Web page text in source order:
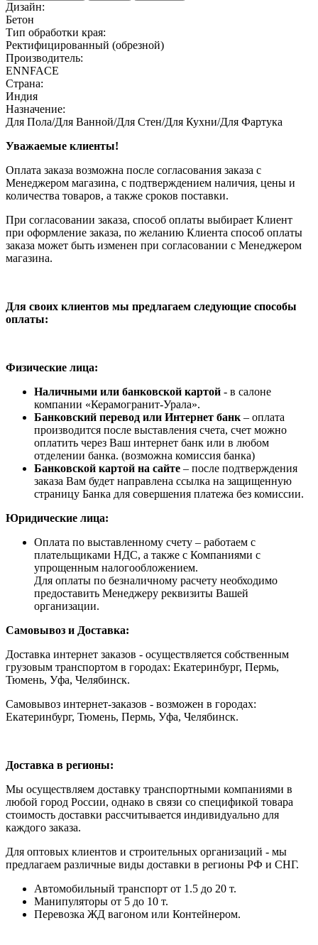
Дизайн:
Бетон
Тип обработки края:
Ректифицированный (обрезной)
Производитель:
ENNFACE
Страна:
Индия
Назначение:
Для Пола/Для Ванной/Для Стен/Для Кухни/Для Фартука
Уважаемые клиенты!
Оплата заказа возможна после согласования заказа с
Менеджером магазина, с подтверждением наличия, цены и
количества товаров, а также сроков поставки.
При согласовании заказа, способ оплаты выбирает Клиент
при оформление заказа, по желанию Клиента способ оплаты
заказа может быть изменен при согласовании с Менеджером
магазина.
Для своих клиентов мы предлагаем следующие способы
оплаты:
Физические лица:
Наличными или банковской картой - в салоне
компании «Керамогранит-Урала».
Банковский перевод или Интернет банк – оплата
производится после выставления счета, счет можно
оплатить через Ваш интернет банк или в любом
отделении банка. (возможна комиссия банка)
Банковской картой на сайте – после подтверждения
заказа Вам будет направлена ссылка на защищенную
страницу Банка для совершения платежа без комиссии.
Юридические лица:
Оплата по выставленному счету – работаем с
плательщиками НДС, а также с Компаниями с
упрощенным налогообложением.
Для оплаты по безналичному расчету необходимо
предоставить Менеджеру реквизиты Вашей
организации.
Самовывоз и Доставка:
Доставка интернет заказов - осуществляется собственным
грузовым транспортом в городах: Екатеринбург, Пермь,
Тюмень, Уфа, Челябинск.
Самовывоз интернет-заказов - возможен в городах:
Екатеринбург, Тюмень, Пермь, Уфа, Челябинск.
Доставка в регионы:
Мы осуществляем доставку транспортными компаниями в
любой город России, однако в связи со спецификой товара
стоимость доставки рассчитывается индивидуально для
каждого заказа.
Для оптовых клиентов и строительных организаций - мы
предлагаем различные виды доставки в регионы РФ и СНГ.
Автомобильный транспорт от 1.5 до 20 т.
Манипуляторы от 5 до 10 т.
Перевозка ЖД вагоном или Контейнером.